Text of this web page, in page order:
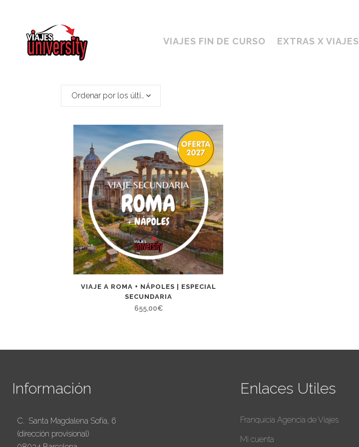
VIAJES FIN DE CURSO EXTRAS X VIAJES
Ordenar por los últimos
VIAJE A ROMA + NÁPOLES | ESPECIAL
SECUNDARIA
655,00€
Información
C. Santa Magdalena Sofía, 6
(dirección provisional)
Enlaces Utiles
Franquicia Agencia de Viajes
Mi cuenta